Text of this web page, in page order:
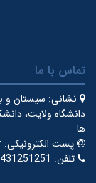
تماس با ما
نشانی:
دانشگاه ولایت،
ها
پست الکترونیکی:
تلفن: